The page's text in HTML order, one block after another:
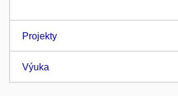
Projekty
Výuka